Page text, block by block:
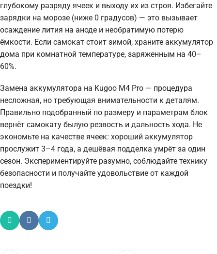
глубокому разряду ячеек и выходу их из строя. Избегайте
зарядки на морозе (ниже 0 градусов) — это вызывает
осаждение лития на аноде и необратимую потерю
ёмкости. Если самокат стоит зимой, храните аккумулятор
дома при комнатной температуре, заряженным на 40–
60%.
Замена аккумулятора на Kugoo M4 Pro — процедура
несложная, но требующая внимательности к деталям.
Правильно подобранный по размеру и параметрам блок
вернёт самокату былую резвость и дальность хода. Не
экономьте на качестве ячеек: хороший аккумулятор
прослужит 3–4 года, а дешёвая подделка умрёт за один
сезон. Экспериментируйте разумно, соблюдайте технику
безопасности и получайте удовольствие от каждой
поездки!